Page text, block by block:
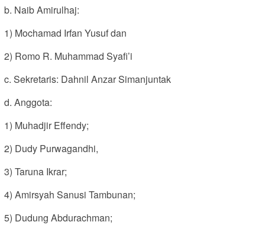
b. Naib Amirulhaj:
1) Mochamad Irfan Yusuf dan
2) Romo R. Muhammad Syafi’i
c. Sekretaris: Dahnil Anzar Simanjuntak
d. Anggota:
1) Muhadjir Effendy;
2) Dudy Purwagandhi,
3) Taruna Ikrar;
4) Amirsyah Sanusi Tambunan;
5) Dudung Abdurachman;